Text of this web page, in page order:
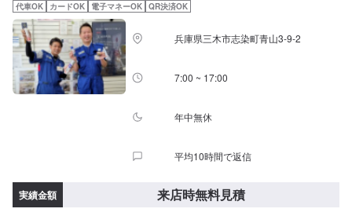
代車OK カードOK 電子マネーOK QR決済OK
兵庫県三木市志染町青山3-9-2
7:00 ~ 17:00
年中無休
平均10時間で返信
実績金額 来店時無料見積